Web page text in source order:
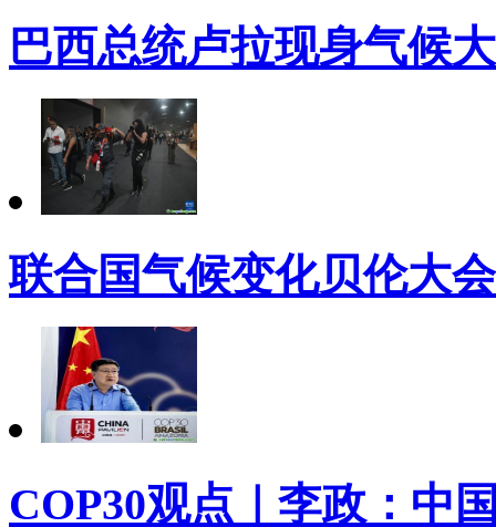
巴西总统卢拉现身气候
联合国气候变化贝伦大
COP30观点｜李政：中